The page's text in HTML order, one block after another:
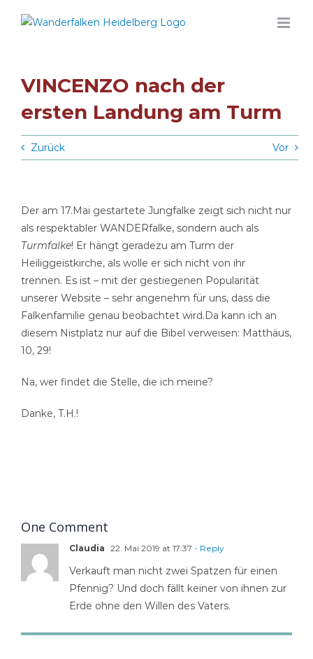
Inhalt
VINCENZO nach der
ersten Landung am Turm
Zurück Vor
Der am 17.Mai gestartete Jungfalke zeigt sich nicht nur
als respektabler WANDERfalke, sondern auch als
Turmfalke! Er hängt geradezu am Turm der
Heiliggeistkirche, als wolle er sich nicht von ihr
trennen. Es ist – mit der gestiegenen Popularität
unserer Website – sehr angenehm für uns, dass die
Falkenfamilie genau beobachtet wird.Da kann ich an
diesem Nistplatz nur auf die Bibel verweisen: Matthäus,
10, 29!
Na, wer findet die Stelle, die ich meine?
Danke, T.H.!
One Comment
Claudia 22. Mai 2019 at 17:37 - Reply
Verkauft man nicht zwei Spatzen für einen
Pfennig? Und doch fällt keiner von ihnen zur
Erde ohne den Willen des Vaters.